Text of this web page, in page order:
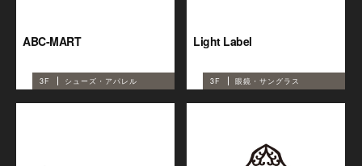
3F シューズ・アパレル
ABC-MART
3F 眼鏡・サングラス
Light Label